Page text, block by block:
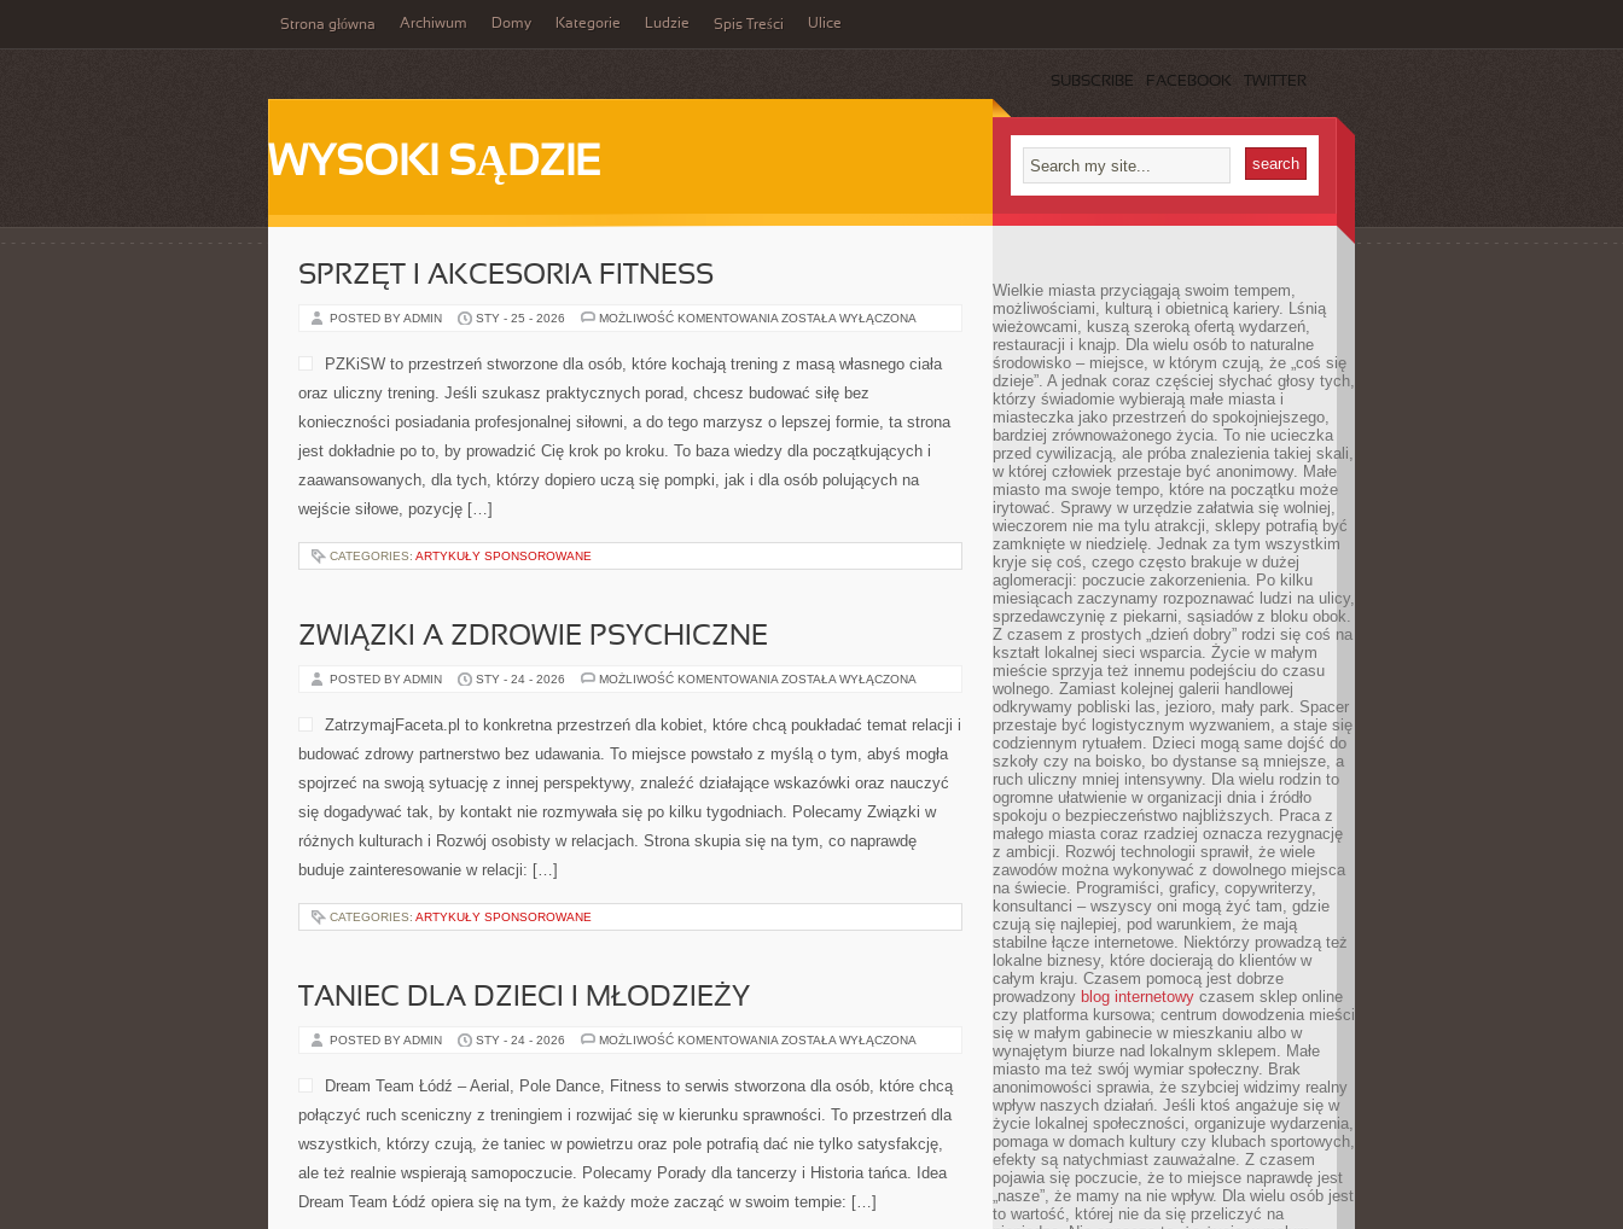
Strona główna Archiwum Domy Kategorie Ludzie Spis Treści Ulice
SUBSCRIBE FACEBOOK TWITTER
WYSOKI SĄDZIE
SPRZĘT I AKCESORIA FITNESS
POSTED BY ADMIN STY - 25 - 2026 MOŻLIWOŚĆ KOMENTOWANIA SPRZĘT
ZOSTAŁA WYŁĄCZONA
PZKiSW to przestrzeń stworzone dla osób, które kochają trening z masą własnego ciała
oraz uliczny trening. Jeśli szukasz praktycznych porad, chcesz budować siłę bez
konieczności posiadania profesjonalnej siłowni, a do tego marzysz o lepszej formie, ta strona
jest dokładnie po to, by prowadzić Cię krok po kroku. To baza wiedzy dla początkujących i
zaawansowanych, dla tych, którzy dopiero uczą się pompki, jak i dla osób polujących na
wejście siłowe, pozycję […]
CATEGORIES: ARTYKUŁY SPONSOROWANE
ZWIĄZKI A ZDROWIE PSYCHICZNE
POSTED BY ADMIN STY - 24 - 2026 MOŻLIWOŚĆ KOMENTOWANIA ZWIĄZKI
PSYCHICZNE
ZOSTAŁA WYŁĄCZONA
ZatrzymajFaceta.pl to konkretna przestrzeń dla kobiet, które chcą poukładać temat relacji i
budować zdrowy partnerstwo bez udawania. To miejsce powstało z myślą o tym, abyś mogła
spojrzeć na swoją sytuację z innej perspektywy, znaleźć działające wskazówki oraz nauczyć
się dogadywać tak, by kontakt nie rozmywała się po kilku tygodniach. Polecamy Związki w
różnych kulturach i Rozwój osobisty w relacjach. Strona skupia się na tym, co naprawdę
buduje zainteresowanie w relacji: […]
CATEGORIES: ARTYKUŁY SPONSOROWANE
TANIEC DLA DZIECI I MŁODZIEŻY
POSTED BY ADMIN STY - 24 - 2026 MOŻLIWOŚĆ KOMENTOWANIA TANIEC
MŁODZIEŻY
ZOSTAŁA WYŁĄCZONA
Dream Team Łódź – Aerial, Pole Dance, Fitness to serwis stworzona dla osób, które chcą
połączyć ruch sceniczny z treningiem i rozwijać się w kierunku sprawności. To przestrzeń dla
wszystkich, którzy czują, że taniec w powietrzu oraz pole potrafią dać nie tylko satysfakcję,
ale też realnie wspierają samopoczucie. Polecamy Porady dla tancerzy i Historia tańca. Idea
Dream Team Łódź opiera się na tym, że każdy może zacząć w swoim tempie: […]
Wielkie miasta przyciągają swoim tempem,
możliwościami, kulturą i obietnicą kariery. Lśnią
wieżowcami, kuszą szeroką ofertą wydarzeń,
restauracji i knajp. Dla wielu osób to naturalne
środowisko – miejsce, w którym czują, że „coś się
dzieje”. A jednak coraz częściej słychać głosy tych,
którzy świadomie wybierają małe miasta i
miasteczka jako przestrzeń do spokojniejszego,
bardziej zrównoważonego życia. To nie ucieczka
przed cywilizacją, ale próba znalezienia takiej skali,
w której człowiek przestaje być anonimowy. Małe
miasto ma swoje tempo, które na początku może
irytować. Sprawy w urzędzie załatwia się wolniej,
wieczorem nie ma tylu atrakcji, sklepy potrafią być
zamknięte w niedzielę. Jednak za tym wszystkim
kryje się coś, czego często brakuje w dużej
aglomeracji: poczucie zakorzenienia. Po kilku
miesiącach zaczynamy rozpoznawać ludzi na ulicy,
sprzedawczynię z piekarni, sąsiadów z bloku obok.
Z czasem z prostych „dzień dobry” rodzi się coś na
kształt lokalnej sieci wsparcia. Życie w małym
mieście sprzyja też innemu podejściu do czasu
wolnego. Zamiast kolejnej galerii handlowej
odkrywamy pobliski las, jezioro, mały park. Spacer
przestaje być logistycznym wyzwaniem, a staje się
codziennym rytuałem. Dzieci mogą same dojść do
szkoły czy na boisko, bo dystanse są mniejsze, a
ruch uliczny mniej intensywny. Dla wielu rodzin to
ogromne ułatwienie w organizacji dnia i źródło
spokoju o bezpieczeństwo najbliższych. Praca z
małego miasta coraz rzadziej oznacza rezygnację
z ambicji. Rozwój technologii sprawił, że wiele
zawodów można wykonywać z dowolnego miejsca
na świecie. Programiści, graficy, copywriterzy,
konsultanci – wszyscy oni mogą żyć tam, gdzie
czują się najlepiej, pod warunkiem, że mają
stabilne łącze internetowe. Niektórzy prowadzą też
lokalne biznesy, które docierają do klientów w
całym kraju. Czasem pomocą jest dobrze
prowadzony blog internetowy czasem sklep online
czy platforma kursowa; centrum dowodzenia mieści
się w małym gabinecie w mieszkaniu albo w
wynajętym biurze nad lokalnym sklepem. Małe
miasto ma też swój wymiar społeczny. Brak
anonimowości sprawia, że szybciej widzimy realny
wpływ naszych działań. Jeśli ktoś angażuje się w
życie lokalnej społeczności, organizuje wydarzenia,
pomaga w domach kultury czy klubach sportowych,
efekty są natychmiast zauważalne. Z czasem
pojawia się poczucie, że to miejsce naprawdę jest
„nasze”, że mamy na nie wpływ. Dla wielu osób jest
to wartość, której nie da się przeliczyć na